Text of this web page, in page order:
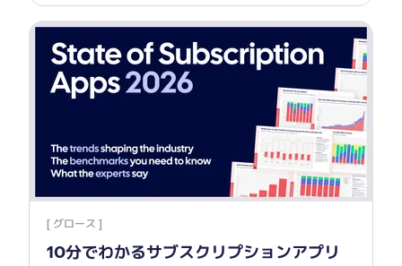
[ グロース ]
10分でわかるサブスクリプションアプリ